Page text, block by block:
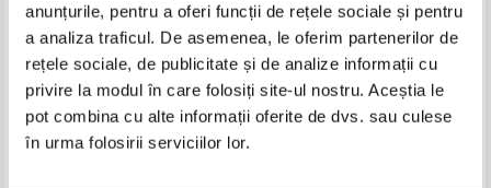
anunțurile, pentru a oferi funcții de rețele sociale și pentru
a analiza traficul. De asemenea, le oferim partenerilor de
rețele sociale, de publicitate și de analize informații cu
privire la modul în care folosiți site-ul nostru. Aceștia le
pot combina cu alte informații oferite de dvs. sau culese
în urma folosirii serviciilor lor.
Michelle Moran - Cleopatra.
Mostenirea iubirii
Pret:16,00 Lei
Adaugă în coș
Iris Johansen - Pe urmele
dansatorului
Pret:18,00Lei 12,60 Lei